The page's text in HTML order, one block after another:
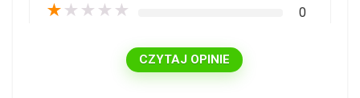
★ ★ ★ ★ ★ 0
CZYTAJ OPINIE